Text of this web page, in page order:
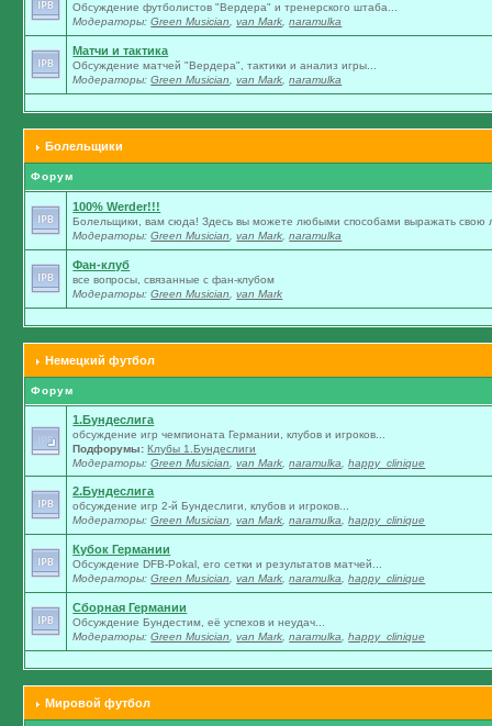
Обсуждение футболистов "Вердера" и тренерского штаба...
Модераторы:Green Musician ,van Mark ,naramulka
Матчи и тактика
Обсуждение матчей "Вердера", тактики и анализ игры...
Модераторы:Green Musician ,van Mark ,naramulka
Болельщики
Форум
100% Werder!!!
Болельщики, вам сюда! Здесь вы можете любыми способами выражать свою
Модераторы:Green Musician ,van Mark ,naramulka
Фан-клуб
все вопросы, связанные с фан-клубом
Модераторы:Green Musician ,van Mark
Немецкий футбол
Форум
1.Бундеслига
обсуждение игр чемпионата Германии, клубов и игроков...
Подфорумы: Клубы 1.Бундеслиги
Модераторы:Green Musician ,van Mark ,naramulka ,happy_clinique
2.Бундеслига
обсуждение игр 2-й Бундеслиги, клубов и игроков...
Модераторы:Green Musician ,van Mark ,naramulka ,happy_clinique
Кубок Германии
Обсуждение DFB-Pokal, его сетки и результатов матчей...
Модераторы:Green Musician ,van Mark ,naramulka ,happy_clinique
Сборная Германии
Обсуждение Бундестим, её успехов и неудач...
Модераторы:Green Musician ,van Mark ,naramulka ,happy_clinique
Мировой футбол